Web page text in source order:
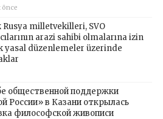
önce
Rusya milletvekilleri, SVO
arazi sahibi olmalarına izin
yasal düzenlemeler üzerinde
общественной поддержки
России» в Казани открылась
философской живописи